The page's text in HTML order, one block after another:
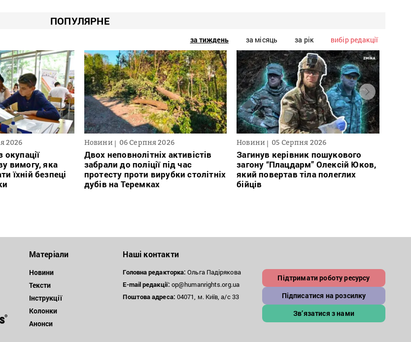
ПОПУЛЯРНЕ
за тиждень за місяць за рік вибір редакції
2026
окупації
вимогу, яка
їхній безпеці
Новини 06 Серпня 2026
Двох неповнолітніх активістів
забрали до поліції під час
протесту проти вирубки столітніх
дубів на Теремках
Новини 05 Серпня 2026
Загинув керівник пошукового
загону “Плацдарм” Олексій Юков,
який повертав тіла полеглих
бійців
Матеріали
Новини
Тексти
Інструкції
Колонки
Анонси
Наші контакти
Головна редакторка: Ольга Падірякова
E-mail редакції: op@humanrights.org.ua
Поштоваадреса: 04071, м. Київ, а/с 33
Підтримати роботу ресурсу
Підписатися на розсилку
Зв’язатися з нами